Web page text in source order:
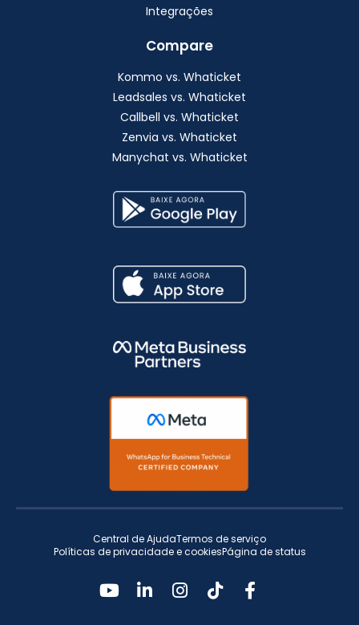
Integrações
Compare
Kommo vs. Whaticket
Leadsales vs. Whaticket
Callbell vs. Whaticket
Zenvia vs. Whaticket
Manychat vs. Whaticket
Central de AjudaTermos de serviço
Políticas de privacidade e cookiesPágina de status